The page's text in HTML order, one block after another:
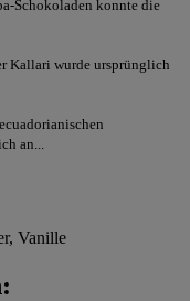
Schokoladen konnte die
Kallari wurde ursprünglich
an...
Vanille